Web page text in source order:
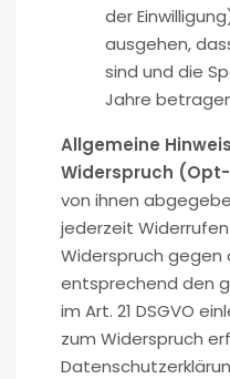
der
ausgehen,
sind und die
Jahre
Allgemeine
Widerspruch
von ihnen
jederzeit
Widerspruch gegen
entsprechend den
im Art. 21 DSGVO
zum Widerspruch